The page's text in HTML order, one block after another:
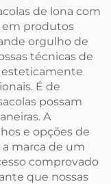
de lona com
em produtos
orgulho de
técnicas de
esteticamente
É de
possam
A
e opções de
marca de um
comprovado
que nossas